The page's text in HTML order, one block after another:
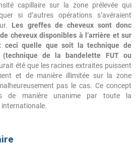
capillaire sur la zone prélevée qui
si d’autres opérations s’avéraient
Les greffes de cheveux sont donc
cheveux disponibles à l’arrière et sur
ceci quelle que soit la technique de
(technique de la bandelette FUT ou
été que les racines extraites puissent
et de manière illimitée sur la zone
pas le cas. Ce concept
de manière unanime par toute la